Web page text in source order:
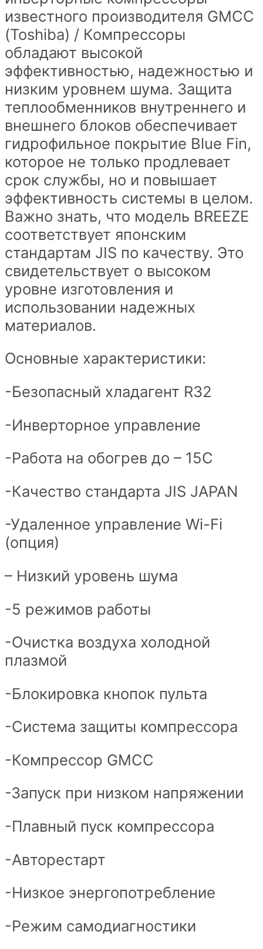
известного производителя GMCC
(Toshiba) / Компрессоры
обладают высокой
эффективностью, надежностью и
низким уровнем шума. Защита
теплообменников внутреннего и
внешнего блоков обеспечивает
гидрофильное покрытие Blue Fin,
которое не только продлевает
срок службы, но и повышает
эффективность системы в целом.
Важно знать, что модель BREEZE
соответствует японским
стандартам JIS по качеству. Это
свидетельствует о высоком
уровне изготовления и
использовании надежных
материалов.
Основные характеристики:
-Безопасный хладагент R32
-Инверторное управление
-Работа на обогрев до – 15С
-Качество стандарта JIS JAPAN
-Удаленное управление Wi-Fi
(опция)
– Низкий уровень шума
-5 режимов работы
-Очистка воздуха холодной
плазмой
-Блокировка кнопок пульта
-Система защиты компрессора
-Компрессор GMCC
-Запуск при низком напряжении
-Плавный пуск компрессора
-Авторестарт
-Низкое энергопотребление
-Режим самодиагностики